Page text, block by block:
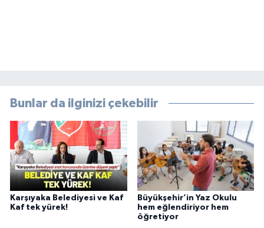
Bunlar da ilginizi çekebilir
Karşıyaka Belediyesi ve Kaf
Kaf tek yürek!
Büyükşehir’in Yaz Okulu
hem eğlendiriyor hem
öğretiyor